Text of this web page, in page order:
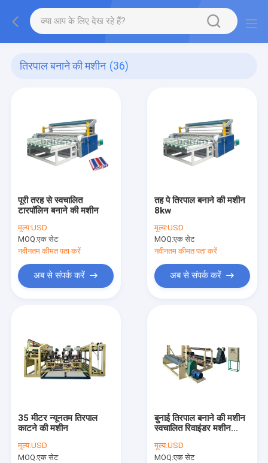
तिरपाल बनाने की मशीन (36)
पूरी तरह से स्वचालित
टारपॉलिन बनाने की मशीन
मूल्य:USD
MOQ:एक सेट
नवीनतम कीमत पता करें
अब से संपर्क करें
तह पे तिरपाल बनाने की मशीन
8kw
मूल्य:USD
MOQ:एक सेट
नवीनतम कीमत पता करें
अब से संपर्क करें
35 मीटर न्यूनतम तिरपाल
काटने की मशीन
मूल्य:USD
MOQ:एक सेट
बुनाई तिरपाल बनाने की मशीन
स्वचालित रिवाइंडर मशीन
मूल्य:USD
MOQ:एक सेट